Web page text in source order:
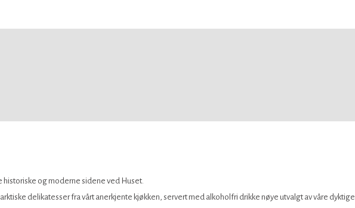
og moderne sidene ved Huset.
delikatesser fra vårt anerkjente kjøkken, servert med alkoholfri drikke nøye utvalgt av våre dyktige